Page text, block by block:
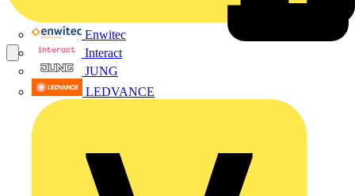
Enwitec
Interact
JUNG
LEDVANCE